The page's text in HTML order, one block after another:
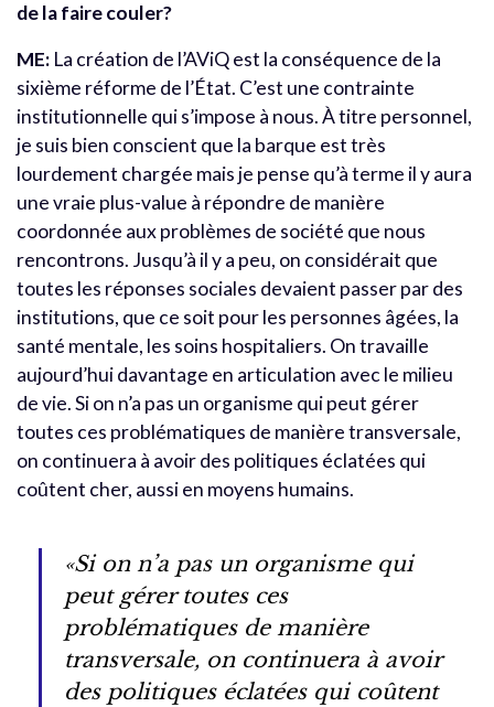
de la faire couler?
ME: La création de l’AViQ est la conséquence de la
sixième réforme de l’État. C’est une contrainte
institutionnelle qui s’impose à nous. À titre personnel,
je suis bien conscient que la barque est très
lourdement chargée mais je pense qu’à terme il y aura
une vraie plus-value à répondre de manière
coordonnée aux problèmes de société que nous
rencontrons. Jusqu’à il y a peu, on considérait que
toutes les réponses sociales devaient passer par des
institutions, que ce soit pour les personnes âgées, la
santé mentale, les soins hospitaliers. On travaille
aujourd’hui davantage en articulation avec le milieu
de vie. Si on n’a pas un organisme qui peut gérer
toutes ces problématiques de manière transversale,
on continuera à avoir des politiques éclatées qui
coûtent cher, aussi en moyens humains.
«Si on n’a pas un organisme qui
peut gérer toutes ces
problématiques de manière
transversale, on continuera à avoir
des politiques éclatées qui coûtent